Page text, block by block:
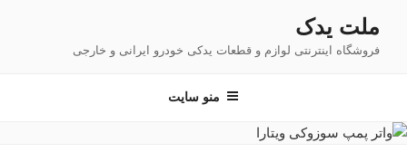
محتوا
ملت یدک
فروشگاه اینترنتی لوازم و قطعات یدکی خودرو ایرانی و خارجی
منو سایت